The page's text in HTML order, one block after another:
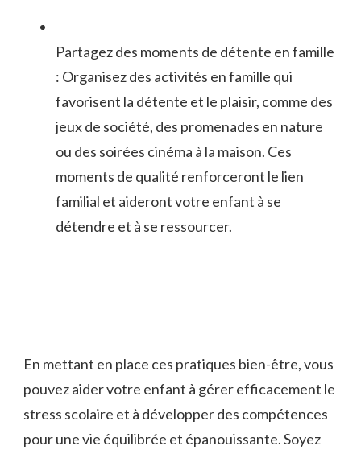
Partagez des moments de détente en ⁤famille
: Organisez des activités ​en famille qui
favorisent la détente et le plaisir, comme des
jeux de société, des ⁣promenades ⁤en nature
ou des soirées​ cinéma à⁣ la maison. ​Ces
moments de qualité renforceront le lien
familial et aideront⁣ votre enfant à‍ se
détendre et à se ressourcer.
En mettant en ‍place ces pratiques bien-être, vous
pouvez aider votre ⁣enfant à gérer efficacement le
stress scolaire et à ‌développer des compétences
pour une vie équilibrée et épanouissante. Soyez